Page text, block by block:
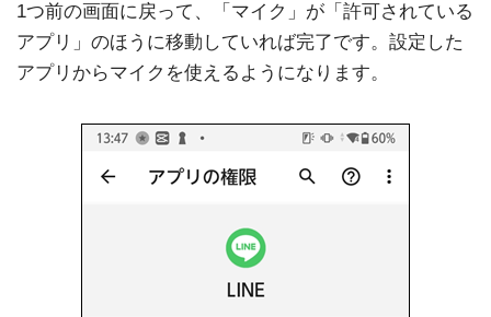
1つ前の画面に戻って、「マイク」が「許可されている
アプリ」のほうに移動していれば完了です。設定した
アプリからマイクを使えるようになります。